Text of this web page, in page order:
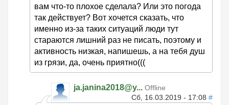
вам что-то плохое сделала? Или это погода
так действует? Вот хочется сказать, что
именно из-за таких ситуаций люди тут
стараются лишний раз не писать, поэтому и
активность низкая, напишешь, а на тебя душ
из грязи, да, очень приятно(((
ja.janina2018@y... Offline
Сб, 16.03.2019 - 17:08 #